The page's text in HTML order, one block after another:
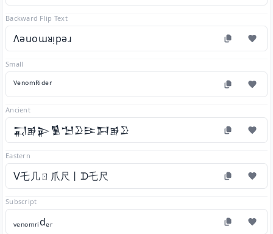
Backward Flip Text
Ʌǝuoɯᴚᴉpǝɹ
Small
ⱽᵉⁿᵒᵐᴿⁱᵈᵉʳ
Ancient
𒍑𒂊𒉌𒍥𒈠𒊒𒄿𒁕𒂊𒊒
Eastern
ᐯ乇几ㄖ爪尺丨ᗪ乇尺
Subscript
ᵥₑₙₒₘᵣᵢdₑᵣ